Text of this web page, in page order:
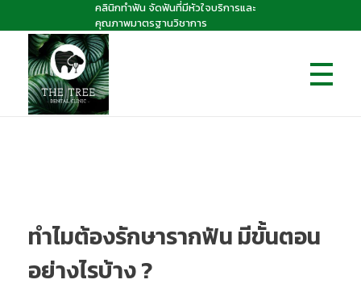
คลินิกทำฟัน จัดฟันที่มีหัวใจบริการและ
คุณภาพมาตรฐานวิชาการ
ทำไมต้องรักษารากฟัน มีขั้นตอน
อย่างไรบ้าง ?